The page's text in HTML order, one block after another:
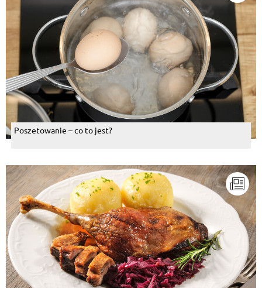
Poszetowanie – co to jest?